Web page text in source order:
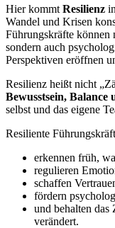
Hier kommt Resilienz
Wandel und Krisen
Führungskräfte können
sondern auch
Perspektiven eröffnen
Resilienz heißt nicht
Bewusstsein, Balance
selbst und das eigene
Resiliente
erkennen früh,
regulieren
schaffen
fördern
und behalten
verändert.